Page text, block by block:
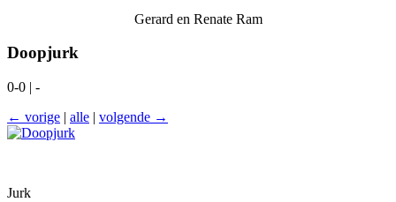
Gerard en Renate Ram
Doopjurk
0-0 | -
← vorige | alle | volgende →
Jurk